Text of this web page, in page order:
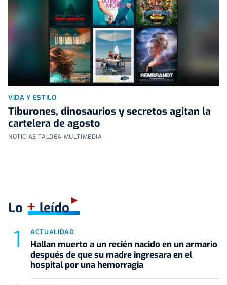
VIDA Y ESTILO
Tiburones, dinosaurios y secretos agitan la
cartelera de agosto
NOTICIAS TALDEA MULTIMEDIA
Lo +leído
ACTUALIDAD
Hallan muerto a un recién nacido en un armario
después de que su madre ingresara en el
hospital por una hemorragia